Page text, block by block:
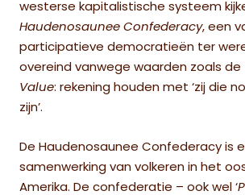
westerse kapitalistische systeem
Haudenosaunee Confederacy, een
participatieve democratieën ter
overeind vanwege waarden zoals de
Value: rekening houden met ‘zij die
zijn’.
De Haudenosaunee Confederacy is
samenwerking van volkeren in het
Amerika. De confederatie – ook wel ‘